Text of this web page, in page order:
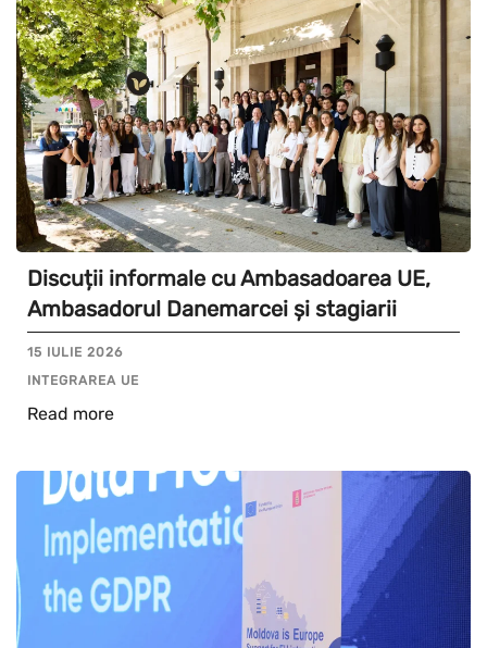
Discuții informale cu Ambasadoarea UE,
Ambasadorul Danemarcei și stagiarii
15 IULIE 2026
INTEGRAREA UE
Read more